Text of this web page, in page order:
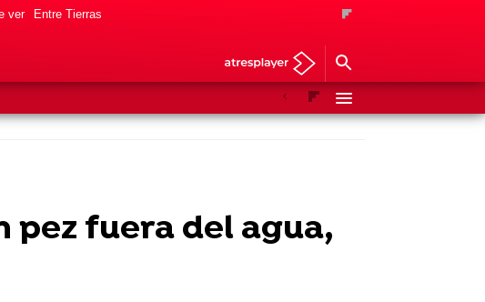
ver Entre Tierras
AnteriorSiguiente
pez fuera del agua,